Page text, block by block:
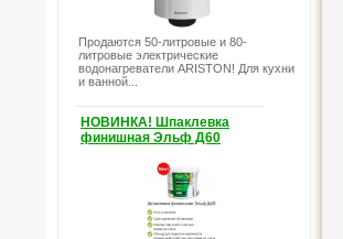
Продаются 50-литровые и 80-
литровые электрические
водонагреватели ARISTON! Для кухни
и ванной...
НОВИНКА! Шпаклевка
финишная Эльф Д60